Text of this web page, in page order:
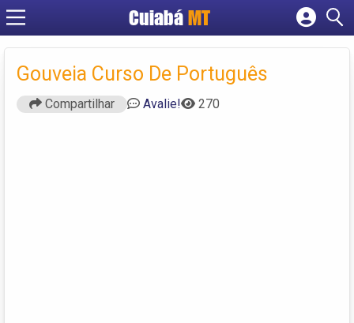
Cuiabá MT
Cadastrar empresa
Criar conta
Gouveia Curso De Português
Compartilhar Avalie! 270